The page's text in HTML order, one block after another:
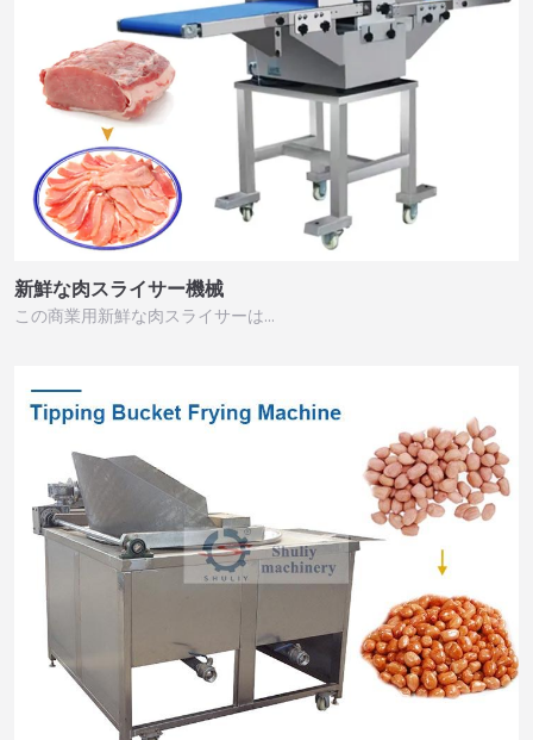
新鮮な肉スライサー機械
この商業用新鮮な肉スライサーは…